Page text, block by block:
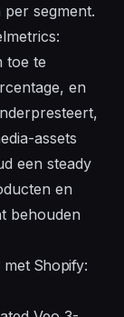
segment.
toe te
en
assets
een steady
en
behouden
met Shopify: